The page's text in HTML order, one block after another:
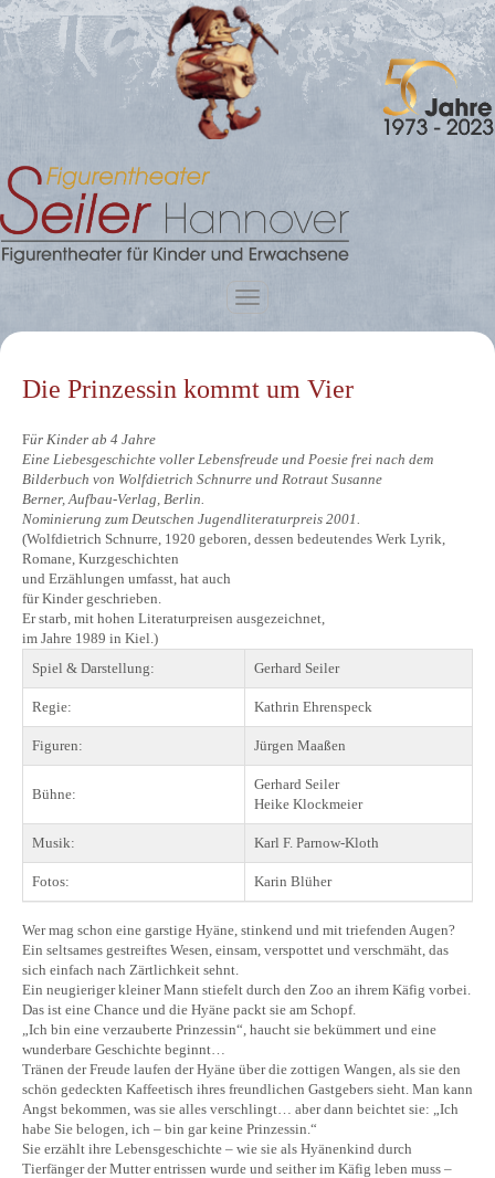
Die Prinzessin kommt um Vier
Für Kinder ab 4 Jahre
Eine Liebesgeschichte voller Lebensfreude und Poesie frei nach dem
Bilderbuch von Wolfdietrich Schnurre und Rotraut Susanne
Berner, Aufbau-Verlag, Berlin.
Nominierung zum Deutschen Jugendliteraturpreis 2001.
(Wolfdietrich Schnurre, 1920 geboren, dessen bedeutendes Werk Lyrik,
Romane, Kurzgeschichten
und Erzählungen umfasst, hat auch
für Kinder geschrieben.
Er starb, mit hohen Literaturpreisen ausgezeichnet,
im Jahre 1989 in Kiel.)
Spiel & Darstellung:
Gerhard Seiler
Regie: Kathrin Ehrenspeck
Figuren: Jürgen Maaßen
Bühne:
Gerhard Seiler
Heike Klockmeier
Musik: Karl F. Parnow-Kloth
Fotos: Karin Blüher
Wer mag schon eine garstige Hyäne, stinkend und mit triefenden Augen?
Ein seltsames gestreiftes Wesen, einsam, verspottet und verschmäht, das
sich einfach nach Zärtlichkeit sehnt.
Ein neugieriger kleiner Mann stiefelt durch den Zoo an ihrem Käfig vorbei.
Das ist eine Chance und die Hyäne packt sie am Schopf.
„Ich bin eine verzauberte Prinzessin“, haucht sie bekümmert und eine
wunderbare Geschichte beginnt…
Tränen der Freude laufen der Hyäne über die zottigen Wangen, als sie den
schön gedeckten Kaffeetisch ihres freundlichen Gastgebers sieht. Man kann
Angst bekommen, was sie alles verschlingt… aber dann beichtet sie: „Ich
habe Sie belogen, ich – bin gar keine Prinzessin.“
Sie erzählt ihre Lebensgeschichte – wie sie als Hyänenkind durch
Tierfänger der Mutter entrissen wurde und seither im Käfig leben muss –